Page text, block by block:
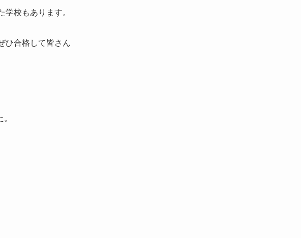
校もあります。
ひ合格して皆さん